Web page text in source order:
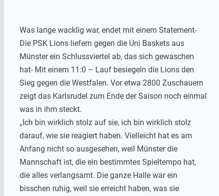
Was lange wacklig war, endet mit einem Statement-
Die PSK Lions liefern gegen die Uni Baskets aus
Münster ein Schlussviertel ab, das sich gewaschen
hat- Mit einem 11:0 – Lauf besiegeln die Lions den
Sieg gegen die Westfalen. Vor etwa 2800 Zuschauern
zeigt das Karlsrudel zum Ende der Saison noch einmal
was in ihm steckt.
„Ich bin wirklich stolz auf sie, ich bin wirklich stolz
darauf, wie sie reagiert haben. Vielleicht hat es am
Anfang nicht so ausgesehen, weil Münster die
Mannschaft ist, die ein bestimmtes Spieltempo hat,
die alles verlangsamt. Die ganze Halle war ein
bisschen ruhig, weil sie erreicht haben, was sie